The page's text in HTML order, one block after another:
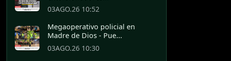
03AGO.26 10:52
Megaoperativo policial en
Madre de Dios - Pue...
03AGO.26 10:30